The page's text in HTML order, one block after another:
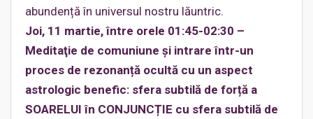
abundență în universul nostru lăuntric.
Joi, 11 martie, între orele 01:45-02:30 –
Meditaţie de comuniune și intrare într-un
proces de rezonanță ocultă cu un aspect
astrologic benefic: sfera subtilă de forță a
SOARELUI în CONJUNCȚIE cu sfera subtilă de